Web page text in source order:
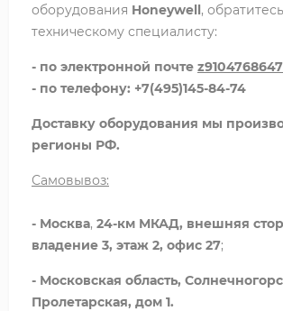
оборудования Honeywell,
техническому специалисту:
- по электронной почте
- по телефону: +7(495)145-84-74
Доставку оборудования мы
регионы РФ.
Самовывоз:
- Москва, 24-км МКАД, внешняя
владение 3, этаж 2, офис 27;
- Московская область,
Пролетарская, дом 1.